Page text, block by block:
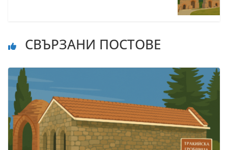
СВЪРЗАНИ ПОСТОВЕ